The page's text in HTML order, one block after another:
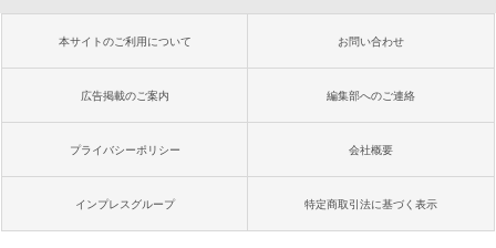
本サイトのご利用について お問い合わせ
広告掲載のご案内 編集部へのご連絡
プライバシーポリシー 会社概要
インプレスグループ 特定商取引法に基づく表示